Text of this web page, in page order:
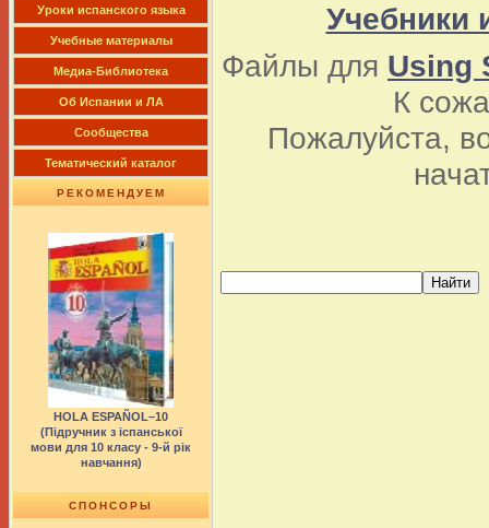
Уроки испанского языка
Учебные материалы
Медиа-Библиотека
Об Испании и ЛА
Сообщества
Тематический каталог
РЕКОМЕНДУЕМ
HOLA ESPAÑOL–10
(Підручник з іспанської
мови для 10 класу - 9-й рік
навчання)
СПОНСОРЫ
Учебники
Файлы для Using
К
Пожалуйста,